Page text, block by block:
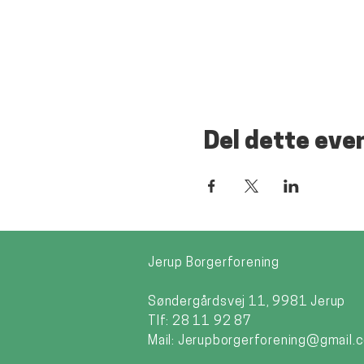
Del dette
Jerup Borgerforening
Søndergårdsvej 11, 9981 Jerup
Tlf: 28 11 92 87
Mail: